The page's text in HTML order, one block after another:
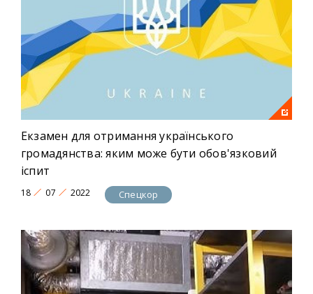
Екзамен для отримання українського
громадянства: яким може бути обов'язковий
іспит
18 07 2022 Спецкор